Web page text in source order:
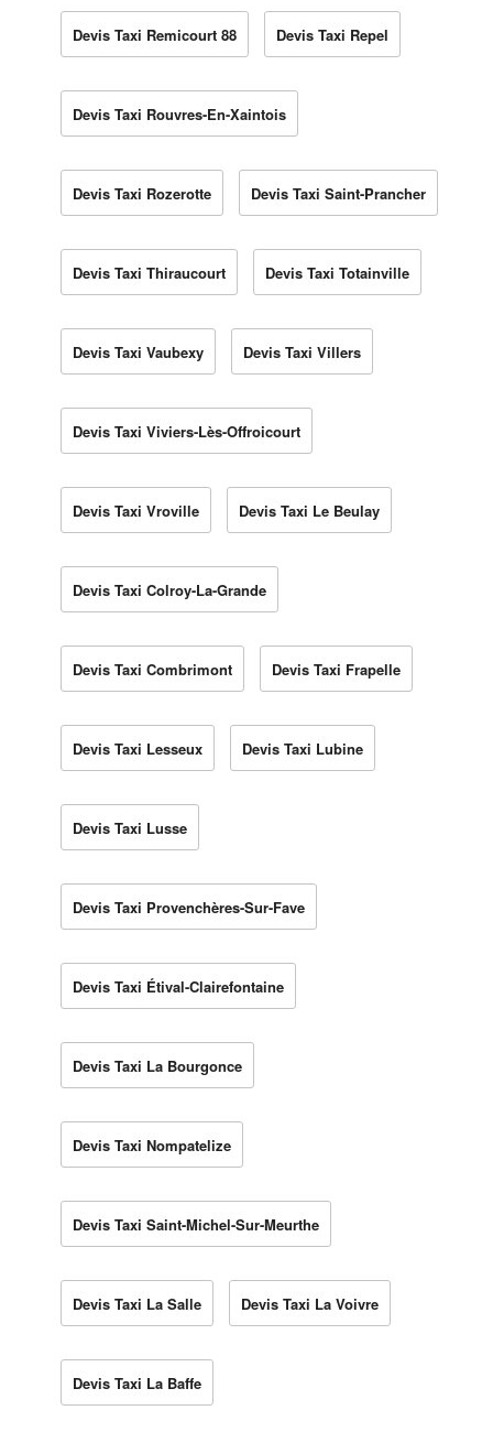
Devis Taxi Remicourt 88 Devis Taxi Repel
Devis Taxi Rouvres-En-Xaintois
Devis Taxi Rozerotte Devis Taxi Saint-Prancher
Devis Taxi Thiraucourt Devis Taxi Totainville
Devis Taxi Vaubexy Devis Taxi Villers
Devis Taxi Viviers-Lès-Offroicourt
Devis Taxi Vroville Devis Taxi Le Beulay
Devis Taxi Colroy-La-Grande
Devis Taxi Combrimont Devis Taxi Frapelle
Devis Taxi Lesseux Devis Taxi Lubine
Devis Taxi Lusse
Devis Taxi Provenchères-Sur-Fave
Devis Taxi Étival-Clairefontaine
Devis Taxi La Bourgonce
Devis Taxi Nompatelize
Devis Taxi Saint-Michel-Sur-Meurthe
Devis Taxi La Salle Devis Taxi La Voivre
Devis Taxi La Baffe